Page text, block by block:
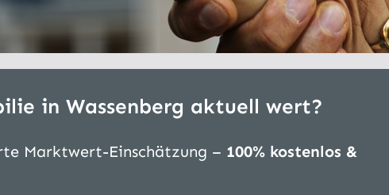
in Wassenberg aktuell wert?
Marktwert-Einschätzung – 100% kostenlos &